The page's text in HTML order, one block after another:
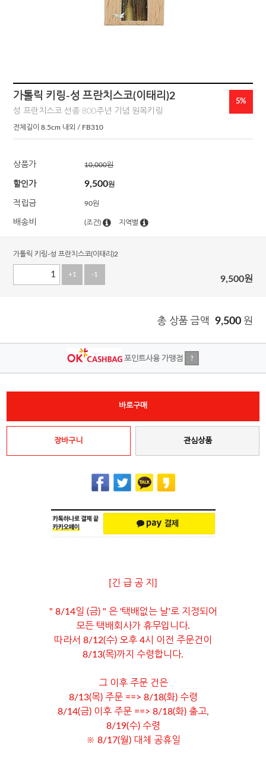
가톨릭 키링-성 프란치스코(이태리)2
성 프란치스코 선종 800주년 기념 원목키링
전체길이 8.5cm 내외 / FB310
5%
상품가 10,000원
할인가 9,500원
적립금 90원
배송비 (조건) 지역별
가톨릭 키링-성 프란치스코(이태리)2
+1 -1 9,500원
총 상품 금액 9,500 원
포인트사용 가맹점 ?
바로구매
장바구니 관심상품
[긴 급 공 지]
" 8/14일 (금) " 은 '택배없는 날'로 지정되어
모든 택배회사가 휴무입니다.
따라서 8/12(수) 오후 4시 이전 주문건이
8/13(목)까지 수령합니다.
그 이후 주문 건은
8/13(목) 주문 ==> 8/18(화) 수령
8/14(금) 이후 주문 ==> 8/18(화) 출고,
8/19(수) 수령
※ 8/17(월) 대체 공휴일